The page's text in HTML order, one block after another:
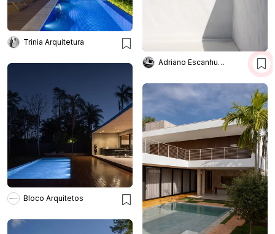
Adriano Escanhuela
Trinia Arquitetura
Bloco Arquitetos